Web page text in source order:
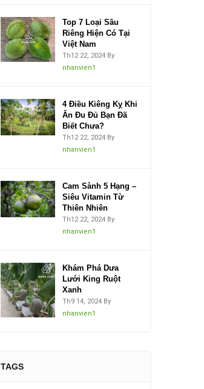
Top 7 Loại Sầu
Riêng Hiện Có Tại
Việt Nam
Th12 22, 2024 By
nhanvien1
4 Điều Kiêng Kỵ Khi
Ăn Đu Đủ Bạn Đã
Biết Chưa?
Th12 22, 2024 By
nhanvien1
Cam Sành 5 Hạng –
Siêu Vitamin Từ
Thiên Nhiên
Th12 22, 2024 By
nhanvien1
Khám Phá Dưa
Lưới King Ruột
Xanh
Th9 14, 2024 By
nhanvien1
TAGS